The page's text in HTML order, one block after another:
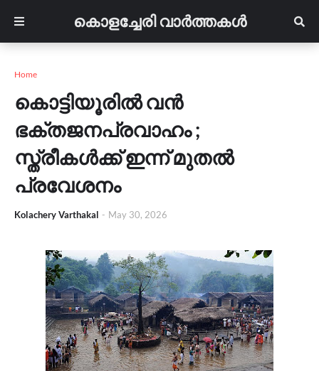
കൊളച്ചേരി വാർത്തകൾ
Home
കൊട്ടിയൂരിൽ വൻ
ഭക്തജനപ്രവാഹം ;
സ്ത്രീകൾക്ക് ഇന്ന് മുതൽ
പ്രവേശനം
Kolachery Varthakal - May 30, 2026